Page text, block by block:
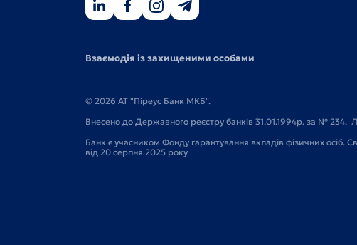
Взаємодія із захищеними особами
© 2026 АТ "Піреус Банк МКБ".
Внесено до Державного реєстру банків 31.01.1994р. за № 234.
Банк є учасником Фонду гарантування вкладів фізичних
від 20 серпня 2025 року